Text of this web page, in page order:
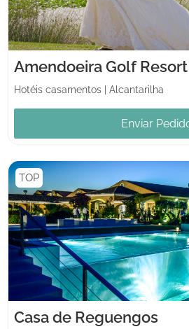
Amendoeira Golf Resort
Hotéis casamentos Alcantarilha
Enviar
TOP
Casa de Reguengos